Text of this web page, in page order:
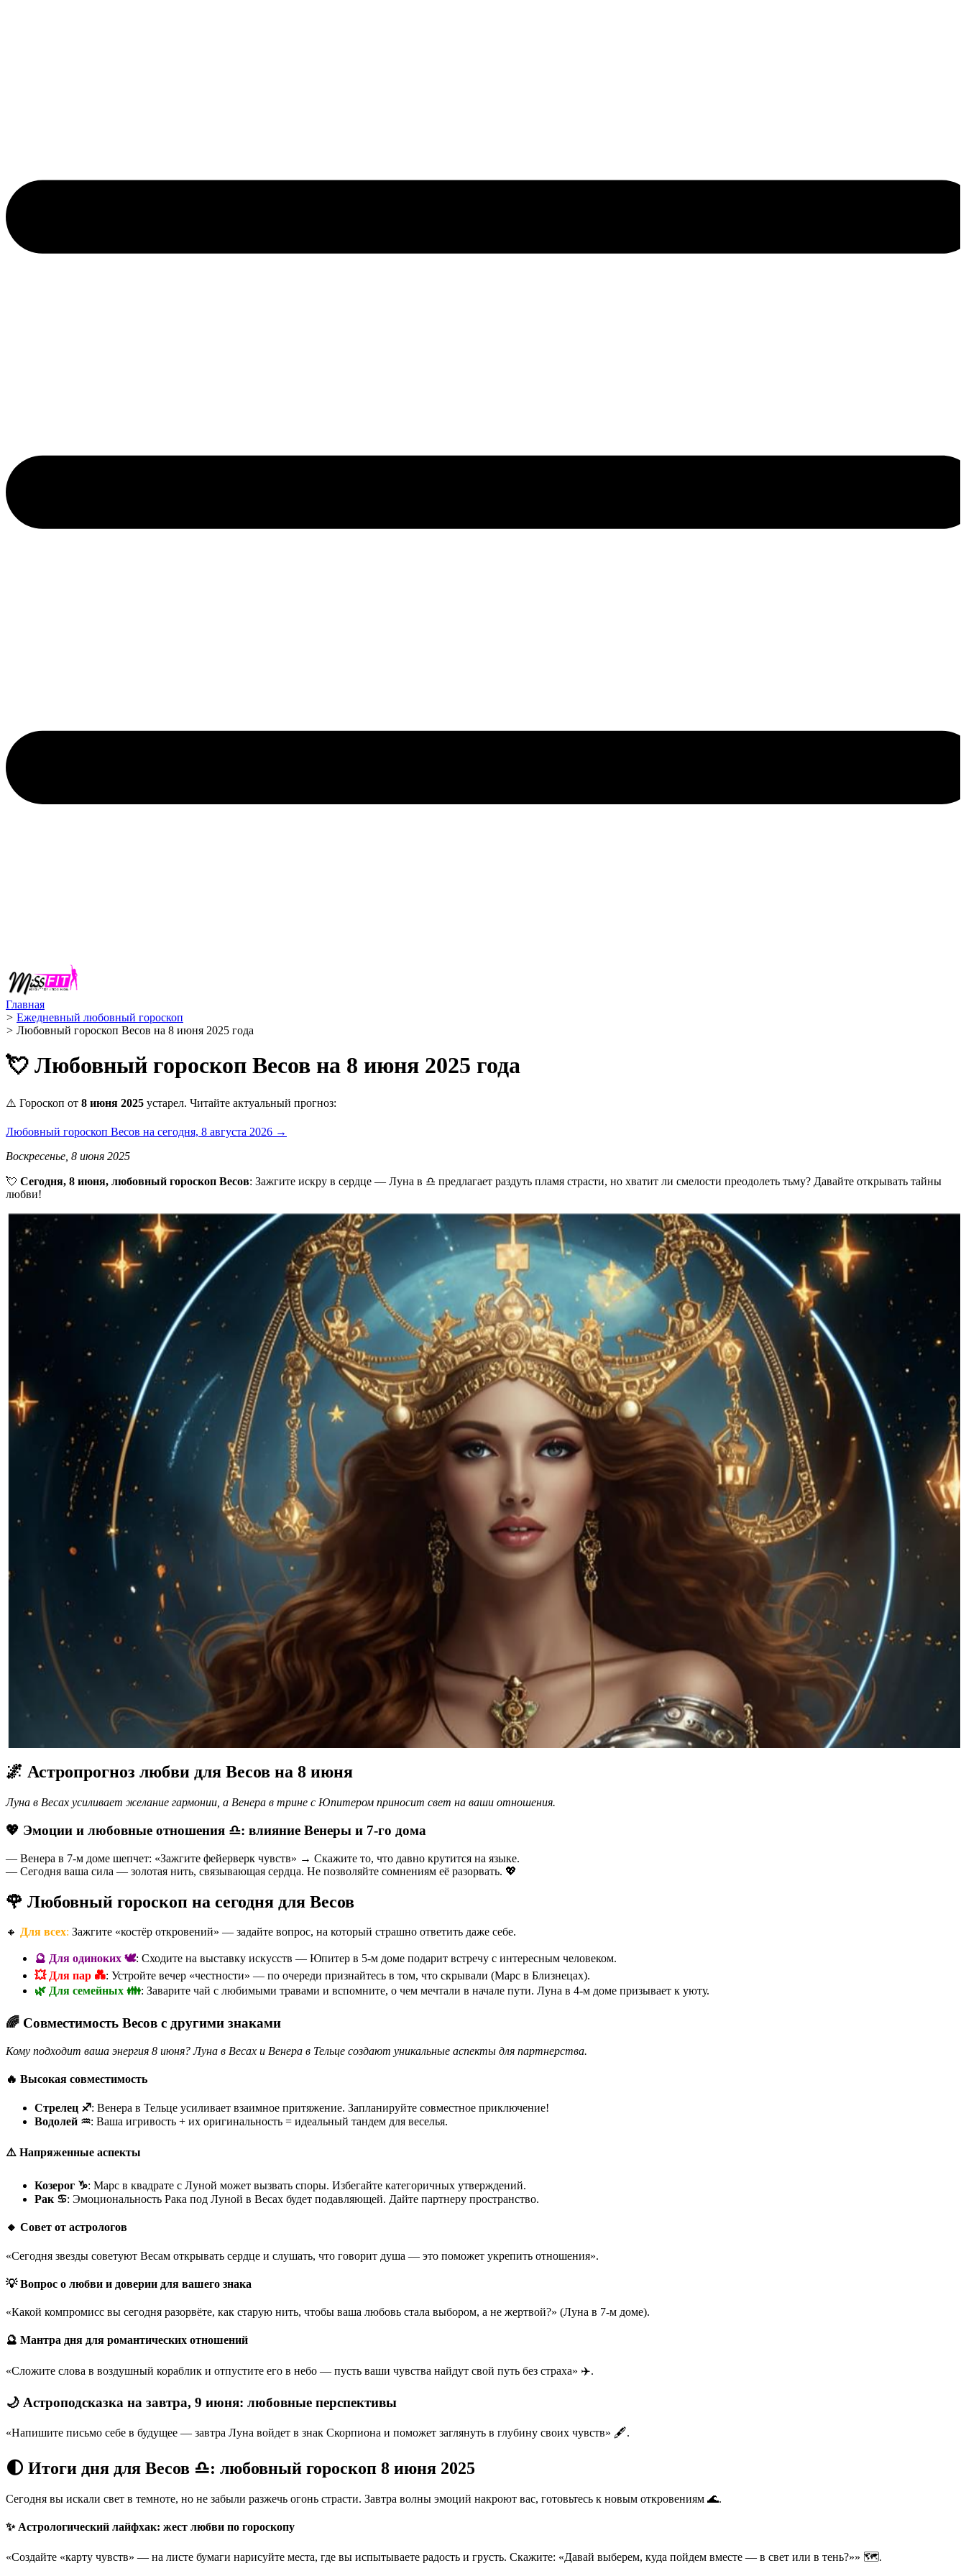
Главная
> Ежедневный любовный гороскоп
> Любовный гороскоп Весов на 8 июня 2025 года
💘 Любовный гороскоп Весов на 8 июня 2025 года
⚠️ Гороскоп от 8 июня 2025 устарел. Читайте актуальный прогноз:
Любовный гороскоп Весов на сегодня, 8 августа 2026 →
Воскресенье, 8 июня 2025
💘 Сегодня, 8 июня, любовный гороскоп Весов: Зажгите искру в сердце — Луна в ♎️ предлагает раздуть пламя страсти, но хватит ли смелости преодолеть тьму? Давайте открывать тайны
любви!
🌌 Астропрогноз любви для Весов на 8 июня
Луна в Весах усиливает желание гармонии, а Венера в трине с Юпитером приносит свет на ваши отношения.
💖 Эмоции и любовные отношения ♎️: влияние Венеры и 7-го дома
— Венера в 7-м доме шепчет: «Зажгите фейерверк чувств» → Скажите то, что давно крутится на языке.
— Сегодня ваша сила — золотая нить, связывающая сердца. Не позволяйте сомнениям её разорвать. 💖
🌹 Любовный гороскоп на сегодня для Весов
🔸 Для всех: Зажгите «костёр откровений» — задайте вопрос, на который страшно ответить даже себе.
🔮 Для одиноких 🕊️: Сходите на выставку искусств — Юпитер в 5-м доме подарит встречу с интересным человеком.
💥 Для пар 💑: Устройте вечер «честности» — по очереди признайтесь в том, что скрывали (Марс в Близнецах).
🌿 Для семейных 👪: Заварите чай с любимыми травами и вспомните, о чем мечтали в начале пути. Луна в 4-м доме призывает к уюту.
🌈 Совместимость Весов с другими знаками
Кому подходит ваша энергия 8 июня? Луна в Весах и Венера в Тельце создают уникальные аспекты для партнерства.
🔥 Высокая совместимость
Стрелец ♐: Венера в Тельце усиливает взаимное притяжение. Запланируйте совместное приключение!
Водолей ♒: Ваша игривость + их оригинальность = идеальный тандем для веселья.
⚠️ Напряженные аспекты
Козерог ♑: Марс в квадрате с Луной может вызвать споры. Избегайте категоричных утверждений.
Рак ♋: Эмоциональность Рака под Луной в Весах будет подавляющей. Дайте партнеру пространство.
🔸 Совет от астрологов
«Сегодня звезды советуют Весам открывать сердце и слушать, что говорит душа — это поможет укрепить отношения».
💡 Вопрос о любви и доверии для вашего знака
«Какой компромисс вы сегодня разорвёте, как старую нить, чтобы ваша любовь стала выбором, а не жертвой?» (Луна в 7-м доме).
🔮 Мантра дня для романтических отношений
«Сложите слова в воздушный кораблик и отпустите его в небо — пусть ваши чувства найдут свой путь без страха» ✈️.
🌙 Астроподсказка на завтра, 9 июня: любовные перспективы
«Напишите письмо себе в будущее — завтра Луна войдет в знак Скорпиона и поможет заглянуть в глубину своих чувств» 🖋️.
🌓 Итоги дня для Весов ♎: любовный гороскоп 8 июня 2025
Сегодня вы искали свет в темноте, но не забыли разжечь огонь страсти. Завтра волны эмоций накроют вас, готовьтесь к новым откровениям 🌊.
✨ Астрологический лайфхак: жест любви по гороскопу
«Создайте «карту чувств» — на листе бумаги нарисуйте места, где вы испытываете радость и грусть. Скажите: «Давай выберем, куда пойдем вместе — в свет или в тень?»» 🗺️.